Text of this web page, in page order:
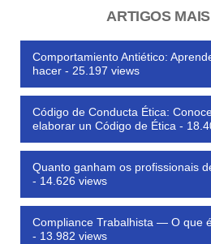
ARTIGOS
Comportamiento Antiético:
hacer - 25.197 views
Código de Conducta Ética:
elaborar un Código de Ética -
Quanto ganham os profissionais
- 14.626 views
Compliance Trabalhista — O que
- 13.982 views